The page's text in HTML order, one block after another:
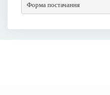
Форма постачання